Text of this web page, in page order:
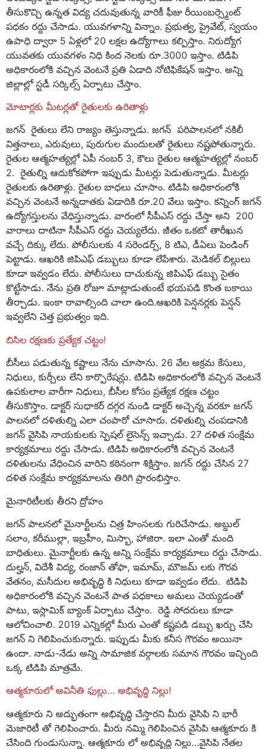
తీసుకొచ్చి ఉన్నత విద్య చదువుతున్న వారికీ ఫీజు రీయింబర్స్మెంట్
పధకం రద్దు చేసాడు. యువగళాన్ని విన్నాం. ప్రభుత్వ, ప్రైవేట్, స్వయం
ఉపాధి ద్వారా 5 ఏళ్లలో 20 లక్షల ఉద్యోగాలు కల్పిస్తాం. నిరుద్యోగ
యువతకు యువగళం నిధి కింద నెలకు రూ.3000 ఇస్తాం. టిడిపి
అధికారంలోకి వచ్చిన వెంటనే ప్రతి ఏడాది నోటిఫికేషన్ ఇస్తాం. అన్ని
జిల్లాల్లో స్టడీ సర్కిల్స్ ఏర్పాటు చేస్తాం.
మోటార్లకు మీటర్లతో రైతులకు ఉరితాళ్లు
జగన్ రైతులు లేని రాజ్యం తెస్తున్నాడు. జగన్ పరిపాలనలో నకిలీ
విత్తనాలు, ఎరువులు, పురుగుల మందులతో రైతులు నష్టపోతున్నారు.
రైతుల ఆత్మహత్యల్లో ఏపీ నంబర్ 3, కౌలు రైతుల ఆత్మహత్యల్లో నంబర్
2. రైతుల్ని ఆదుకోకపోగా ఇప్పుడు మీటర్లు పెడుతున్నాడు. మీటర్లు
రైతులకు ఉరితాళ్లు. రైతుల బాధలు చూసాం. టిడిపి అధికారంలోకి
వచ్చిన వెంటనే అన్నదాతకు ఏడాదికి రూ.20 వేలు ఇస్తాం. కన్నింగ్ జగన్
ఉద్యోగస్తులను వేధిస్తున్నాడు. వారంలో సీపీఎస్ రద్దు చేస్తా అని 200
వారాలు దాటినా సీపీఎస్ రద్దు చెయ్యలేదు. జీతం ఒకటో తారీఖున
వచ్చే దిక్కు లేదు. పోలీసులకు 4 సరెండర్స్, 8 టిఎ, డీఏలు పెండింగ్
పెట్టాడు. ఆఖరికి జిపిఎఫ్ డబ్బులు కూడా లేపేశారు. మెడికల్ బిల్లులు
కూడా ఇవ్వడం లేదు. పోలీసులు దాచుకున్న జిపిఎఫ్ డబ్బు సైతం
కొట్టేసాడు. నేను ప్రతి రోజూ మాట్లాడుతుంటే భయపడి కొంత బకాయి
తీర్చాడు. ఇంకా రావాల్సింది చాలా ఉంది.ఆఖరికి పెన్షనర్లకు పెన్షన్
ఇవ్వలేని చెత్త ప్రభుత్వం ఇది.
బిసిల రక్షణకు ప్రత్యేక చట్టం!
బీసీలు పడుతున్న కష్టాలు నేను చూసాను. 26 వేల అక్రమ కేసులు,
నిధులు, కుర్చీలు లేని కార్పొరేషన్లు. టిడిపి అధికారంలోకి వచ్చిన వెంటనే
ఉపకులాల వారీగా నిధులు, బీసీల కోసం ప్రత్యేక రక్షణ చట్టం
తీసుకొస్తాం. డాక్టర్ సుధాకర్ దగ్గర నుండి డాక్టర్ అచ్చెన్న వరకూ జగన్
పాలనలో దళితుల్ని ఎలా చంపారో చూసారు. దళితుల్ని చంపడానికి
జగన్ వైసిపి నాయకులకు స్పెషల్ లైసెన్స్ ఇచ్చాడు. 27 దళిత సంక్షేమ
కార్యక్రమాలు రద్దు చేసాడు. టిడిపి అధికారంలోకి వచ్చిన వెంటనే
దళితులను వేధించిన వారిని కఠినంగా శిక్షిస్తాం. జగన్ రద్దు చేసిన 27
దళిత సంక్షేమ కార్యక్రమాలను తిరిగి ప్రారంభిస్తాం.
మైనారిటీలకు తీరని ద్రోహం
జగన్ పాలనలో మైనార్టీలను చిత్ర హింసలకు గురిచేసాడు. అబ్దుల్
సలాం, కరీముల్లా, ఇబ్రహీం, మిస్బా, హాజిరా. ఇలా ఎంతో మంది
బాధితులు. మైనార్టీలకు ఉన్న అన్ని సంక్షేమ కార్యక్రమాలు రద్దు చేసాడు.
దుల్హన్, విదేశీ విద్య, రంజాన్ తోఫా, ఇమామ్, మౌజమ్ లకు గౌరవ
వేతనం, మసీదుల అభివృద్ధి కి నిధులు కూడా ఇవ్వడం లేదు. టిడిపి
అధికారంలోకి వచ్చిన వెంటనే పాత పధకాలు అమలు చెయ్యడంతో
పాటు, ఇస్లామిక్ బ్యాంక్ ఏర్పాటు చేస్తాం. రెడ్డి సోదరులు కూడా
ఆలోచించాలి. 2019 ఎన్నికల్లో మీరు ఎంతో కష్టపడి డబ్బు ఖర్చు చేసి
జగన్ ని గెలిపించుకున్నారు. ఇప్పుడు మీకు కనీస గౌరవం అయినా
ఉందా. నాడు-నేడు అన్ని సామాజిక వర్గాలకు సమాన గౌరవం ఇచ్చింది
ఒక్క టిడిపి మాత్రమే.
ఆత్మకూరులో అవినీతి ఫుల్లు… అభివృద్ధి నిల్లు!
ఆత్మకూరు ని అద్భుతంగా అభివృద్ధి చేస్తారని మీరు వైసిపి ని భారీ
మెజారిటీ తో గెలిపించారు. మీరు నమ్మి గెలిపించిన వైసిపి ఆత్మకూరు కి
చేసింది గుండుసున్నా. ఆత్మకూరు లో అభివృద్ధి నిల్లు…వైసిపి నేతల